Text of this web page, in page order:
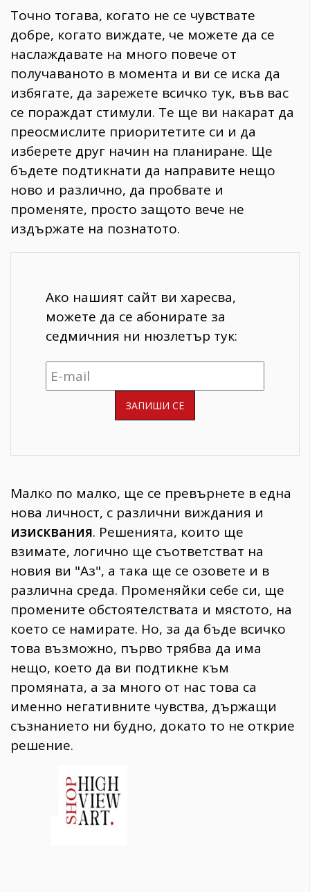
Точно тогава, когато не се чувствате
добре, когато виждате, че можете да се
наслаждавате на много повече от
получаваното в момента и ви се иска да
избягате, да зарежете всичко тук, във вас
се пораждат стимули. Те ще ви накарат да
преосмислите приоритетите си и да
изберете друг начин на планиране. Ще
бъдете подтикнати да направите нещо
ново и различно, да пробвате и
променяте, просто защото вече не
издържате на познатото.
Ако нашият сайт ви харесва,
можете да се абонирате за
седмичния ни нюзлетър тук:
Малко по малко, ще се превърнете в една
нова личност, с различни виждания и
изисквания. Решенията, които ще
взимате, логично ще съответстват на
новия ви "Аз", а така ще се озовете и в
различна среда. Променяйки себе си, ще
промените обстоятелствата и мястото, на
което се намирате. Но, за да бъде всичко
това възможно, първо трябва да има
нещо, което да ви подтикне към
промяната, а за много от нас това са
именно негативните чувства, държащи
съзнанието ни будно, докато то не открие
решение.